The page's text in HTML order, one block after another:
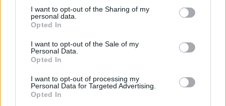
not limited to your visit or usage behaviour. You may click to
grant or deny consent to Google and its third-party tags to
use your data for below specified purposes in below Google
consent section.
I want to opt-out of the Sharing of my
personal data.
Opted In
I want to opt-out of the Sale of my
Personal Data.
Opted In
I want to opt-out of processing my
Personal Data for Targeted Advertising.
Opted In
TALÁLTAK AZ ELTE KUTATÓI AUSZTRIÁBAN
2021. november. 24. 00:59
leletei igen ritkák.
IJESZTŐ: A MAGYAROK 31 SZÁZALÉKA AZT
HISZI, HOGY AZ ŐSEMBER EGYÜTT ÉLT A
DINOSZAURUSZOKKAL
2021. október. 28. 16:46
A hazai lakosság majdnem fele továbbá azt is gondolja, hogy